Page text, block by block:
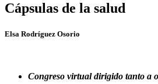
Cápsulas de la salud
Elsa Rodríguez Osorio
Congreso virtual dirigido tanto a